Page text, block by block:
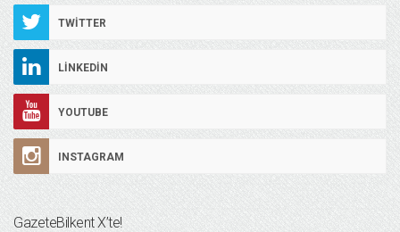
TWITTER
LINKEDIN
YOUTUBE
INSTAGRAM
GazeteBilkent X’te!